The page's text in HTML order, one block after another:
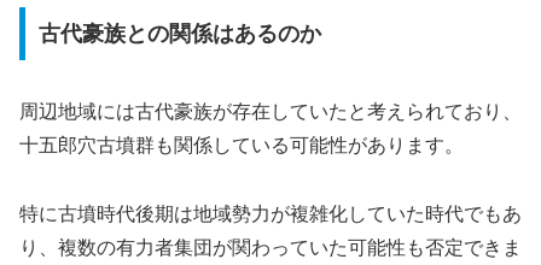
古代豪族との関係はあるのか
周辺地域には古代豪族が存在していたと考えられており、
十五郎穴古墳群も関係している可能性があります。
特に古墳時代後期は地域勢力が複雑化していた時代でもあ
り、複数の有力者集団が関わっていた可能性も否定できま